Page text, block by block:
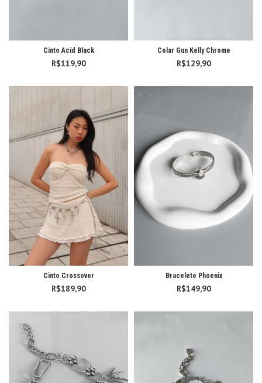
Cinto Acid Black
R$119,90
Colar Gun Kelly Chrome
R$129,90
Cinto Crossover
R$189,90
Bracelete Phoenix
R$149,90